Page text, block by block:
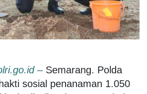
– Semarang. Polda
sosial penanaman 1.050